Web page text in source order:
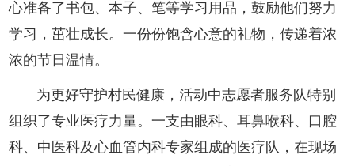
心准备了书包、本子、笔等学习用品，鼓励他们努力
学习，茁壮成长。一份份饱含心意的礼物，传递着浓
浓的节日温情。
为更好守护村民健康，活动中志愿者服务队特别
组织了专业医疗力量。一支由眼科、耳鼻喉科、口腔
科、中医科及心血管内科专家组成的医疗队，在现场